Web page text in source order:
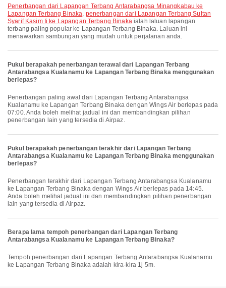
penerbangan dari Lapangan Terbang Antarabangsa Minangkabau ke
Lapangan Terbang Binaka, penerbangan dari Lapangan Terbang Sultan
Syarif Kasim Ii ke Lapangan Terbang Binakaialah laluan lapangan
terbang paling popular ke Lapangan Terbang Binaka. Laluan ini
menawarkan sambungan yang mudah untuk perjalanan anda.
Pukul berapakah penerbangan terawal dari Lapangan Terbang
Antarabangsa Kualanamu ke Lapangan Terbang Binaka menggunakan
berlepas?
Penerbangan paling awal dari Lapangan Terbang Antarabangsa
Kualanamu ke Lapangan Terbang Binaka dengan Wings Air berlepas pada
07:00. Anda boleh melihat jadual ini dan membandingkan pilihan
penerbangan lain yang tersedia di Airpaz.
Pukul berapakah penerbangan terakhir dari Lapangan Terbang
Antarabangsa Kualanamu ke Lapangan Terbang Binaka menggunakan
berlepas?
Penerbangan terakhir dari Lapangan Terbang Antarabangsa Kualanamu
ke Lapangan Terbang Binaka dengan Wings Air berlepas pada 14:45.
Anda boleh melihat jadual ini dan membandingkan pilihan penerbangan
lain yang tersedia di Airpaz.
Berapa lama tempoh penerbangan dari Lapangan Terbang
Antarabangsa Kualanamu ke Lapangan Terbang Binaka?
Tempoh penerbangan dari Lapangan Terbang Antarabangsa Kualanamu
ke Lapangan Terbang Binaka adalah kira-kira 1j 5m.